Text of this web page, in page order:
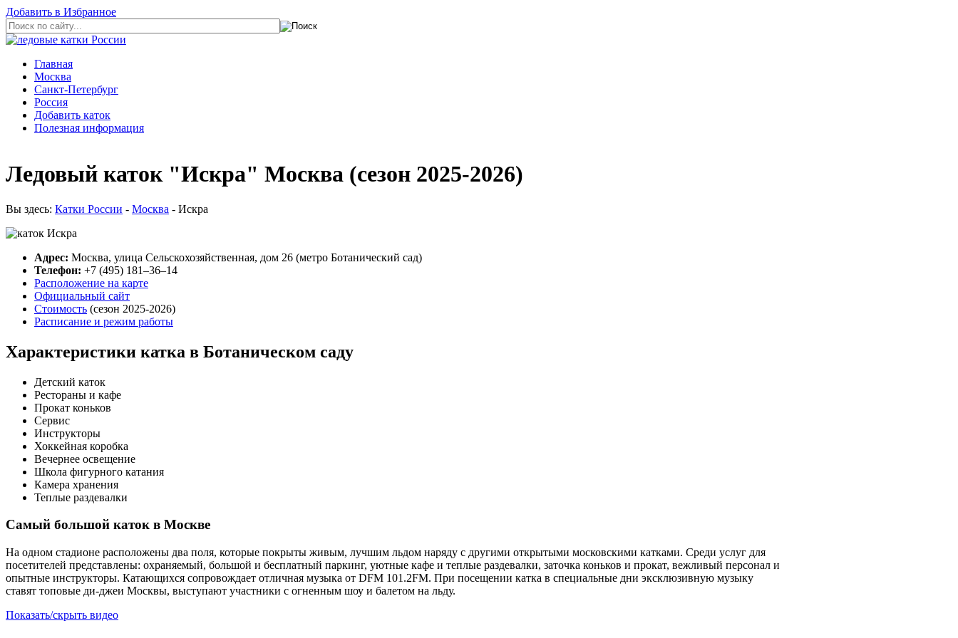
Добавить в Избранное
Главная
Москва
Санкт-Петербург
Россия
Добавить каток
Полезная информация
Ледовый каток "Искра" Москва (сезон 2025-2026)
Вы здесь: Катки России - Москва - Искра
Адрес: Москва, улица Сельскохозяйственная, дом 26 (метро Ботанический сад)
Телефон: +7 (495) 181–36–14
Расположение на карте
Официальный сайт
Стоимость (сезон 2025-2026)
Расписание и режим работы
Характеристики катка в Ботаническом саду
Детский каток
Рестораны и кафе
Прокат коньков
Сервис
Инструкторы
Хоккейная коробка
Вечернее освещение
Школа фигурного катания
Камера хранения
Теплые раздевалки
Самый большой каток в Москве
На одном стадионе расположены два поля, которые покрыты живым, лучшим льдом наряду с другими открытыми московскими катками. Среди услуг для
посетителей представлены: охраняемый, большой и бесплатный паркинг, уютные кафе и теплые раздевалки, заточка коньков и прокат, вежливый персонал и
опытные инструкторы. Катающихся сопровождает отличная музыка от DFM 101.2FM. При посещении катка в специальные дни эксклюзивную музыку
ставят топовые ди-джеи Москвы, выступают участники с огненным шоу и балетом на льду.
Показать/скрыть видео